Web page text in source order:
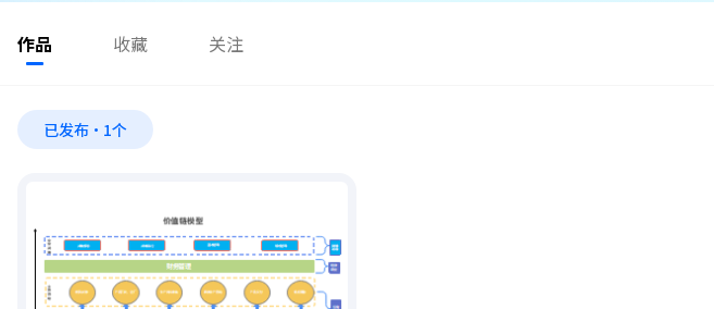
作品 收藏 关注
已发布·1个